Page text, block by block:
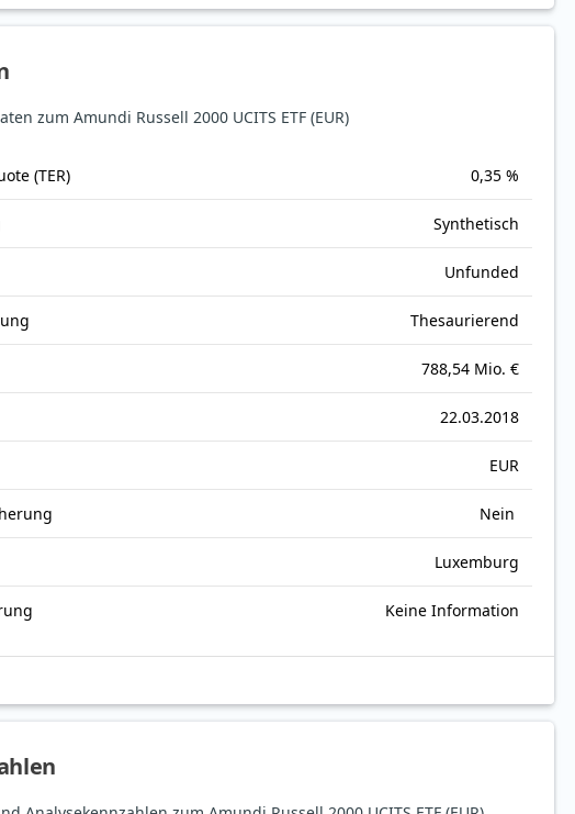
zum Amundi Russell 2000 UCITS ETF (EUR)
(TER) 0,35 %
Synthetisch
Unfunded
Thesaurierend
788,54 Mio. €
22.03.2018
EUR
Nein
Luxemburg
Keine Information